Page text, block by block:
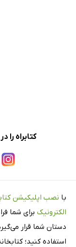
کتابراه
با نصب اپلیکیشن
الکترونیک برای شما
دستان شما قرار
استفاده کنید؛